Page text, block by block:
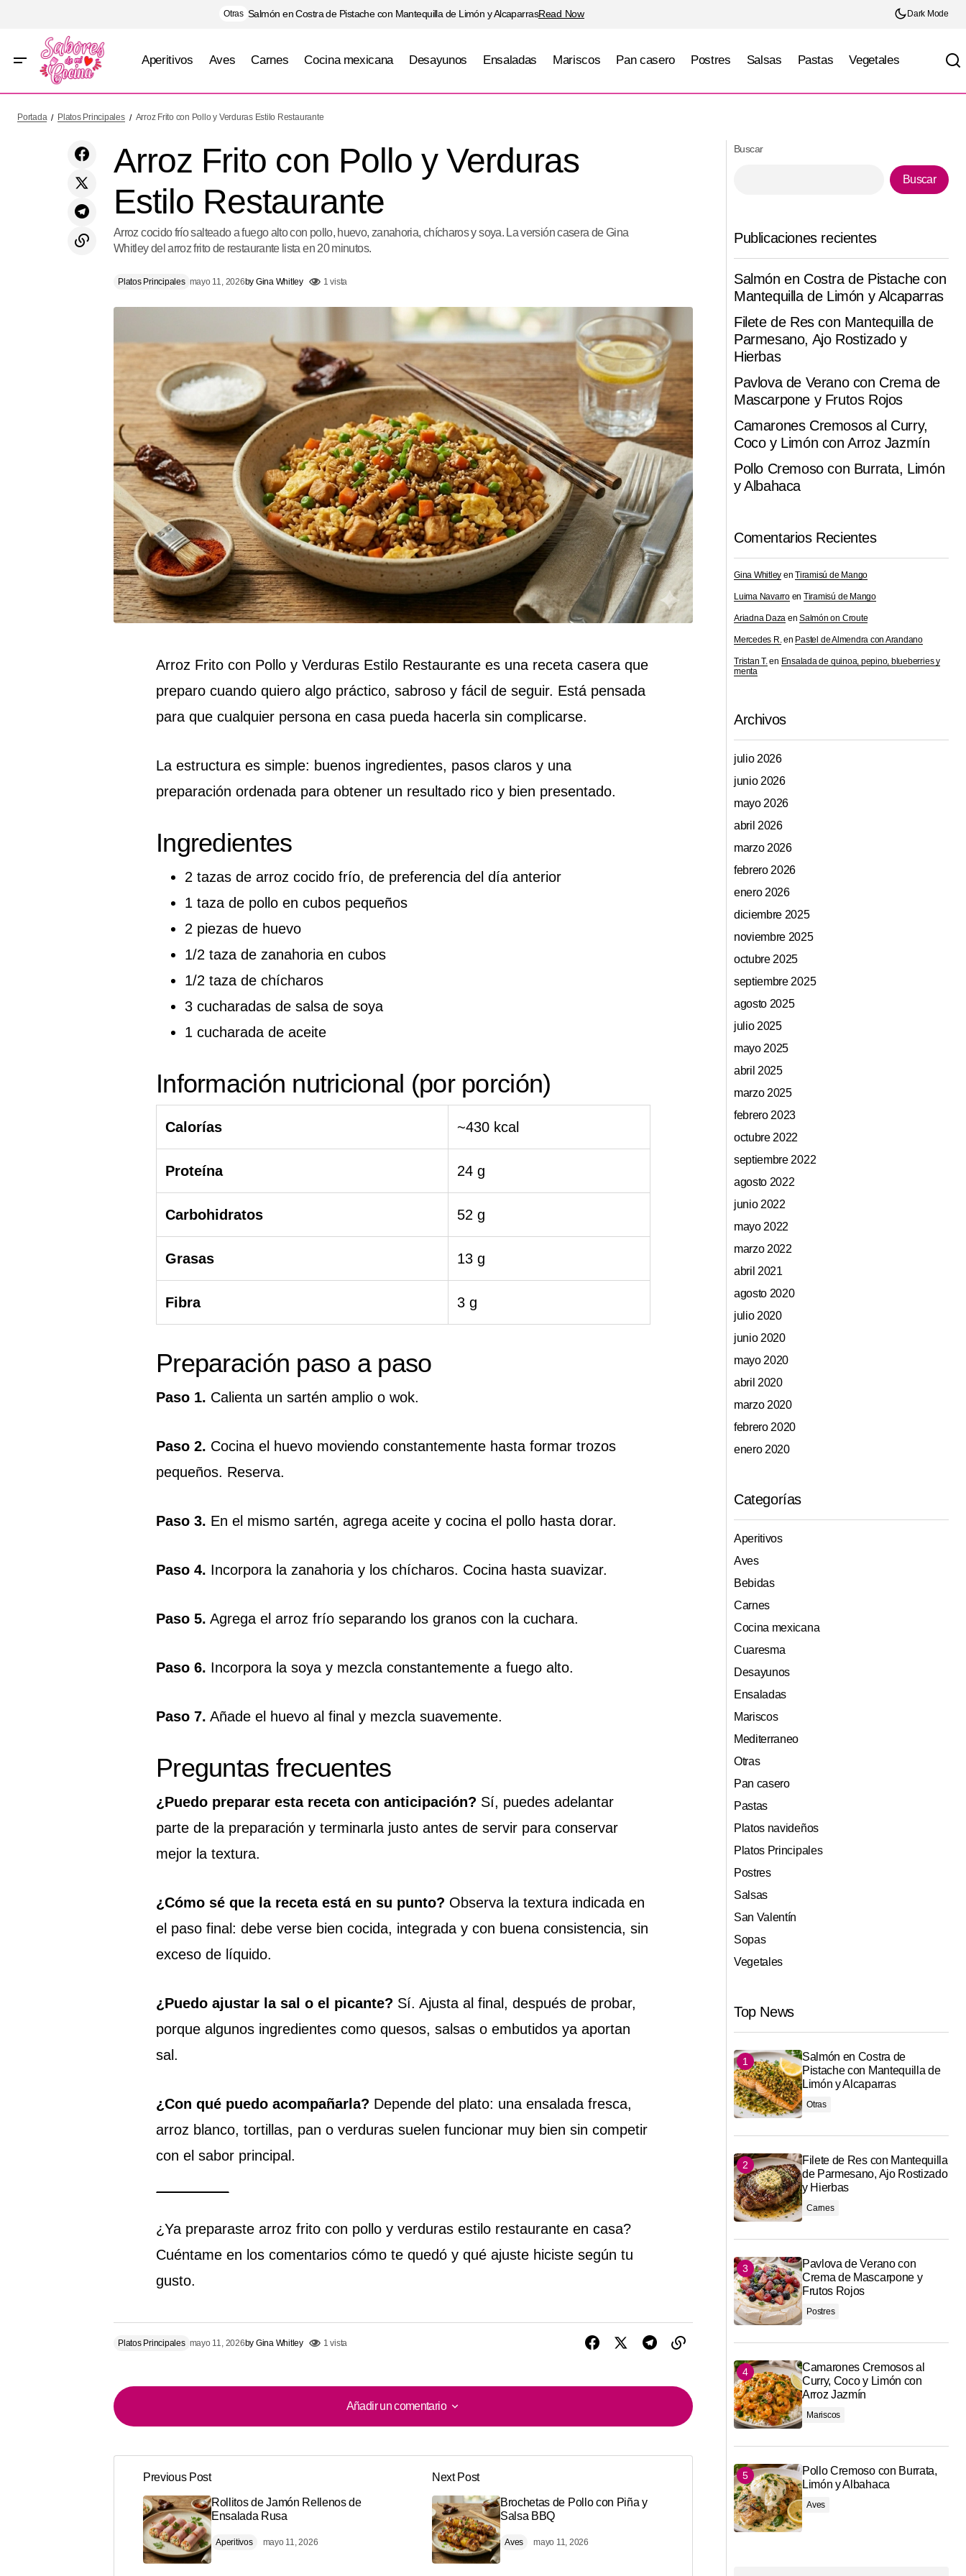
Otras Salmón en Costra de Pistache con Mantequilla de Limón y AlcaparrasRead Now Dark Mode
Aperitivos Aves Carnes Cocina mexicana Desayunos Ensaladas Mariscos Pan casero Postres Salsas Pastas Vegetales
Rusa
Platos Principales
Portada Platos Principales Arroz Frito con Pollo y Verduras Estilo Restaurante
Arroz Frito con Pollo y Verduras
Estilo Restaurante
Arroz cocido frío salteado a fuego alto con pollo, huevo, zanahoria, chícharos y soya. La versión casera de Gina
Whitley del arroz frito de restaurante lista en 20 minutos.
Platos Principales mayo 11, 2026by Gina Whitley 1 vista
Arroz Frito con Pollo y Verduras Estilo Restaurante es una receta casera que
preparo cuando quiero algo práctico, sabroso y fácil de seguir. Está pensada
para que cualquier persona en casa pueda hacerla sin complicarse.
La estructura es simple: buenos ingredientes, pasos claros y una
preparación ordenada para obtener un resultado rico y bien presentado.
Ingredientes
2 tazas de arroz cocido frío, de preferencia del día anterior
1 taza de pollo en cubos pequeños
2 piezas de huevo
1/2 taza de zanahoria en cubos
1/2 taza de chícharos
3 cucharadas de salsa de soya
1 cucharada de aceite
Información nutricional (por porción)
Calorías ~430 kcal
Proteína 24 g
Carbohidratos 52 g
Grasas 13 g
Fibra 3 g
Preparación paso a paso
Paso 1. Calienta un sartén amplio o wok.
Paso 2. Cocina el huevo moviendo constantemente hasta formar trozos
pequeños. Reserva.
Paso 3. En el mismo sartén, agrega aceite y cocina el pollo hasta dorar.
Paso 4. Incorpora la zanahoria y los chícharos. Cocina hasta suavizar.
Paso 5. Agrega el arroz frío separando los granos con la cuchara.
Paso 6. Incorpora la soya y mezcla constantemente a fuego alto.
Paso 7. Añade el huevo al final y mezcla suavemente.
Preguntas frecuentes
¿Puedo preparar esta receta con anticipación? Sí, puedes adelantar
parte de la preparación y terminarla justo antes de servir para conservar
mejor la textura.
¿Cómo sé que la receta está en su punto? Observa la textura indicada en
el paso final: debe verse bien cocida, integrada y con buena consistencia, sin
exceso de líquido.
¿Puedo ajustar la sal o el picante? Sí. Ajusta al final, después de probar,
porque algunos ingredientes como quesos, salsas o embutidos ya aportan
sal.
¿Con qué puedo acompañarla? Depende del plato: una ensalada fresca,
arroz blanco, tortillas, pan o verduras suelen funcionar muy bien sin competir
con el sabor principal.
¿Ya preparaste arroz frito con pollo y verduras estilo restaurante en casa?
Cuéntame en los comentarios cómo te quedó y qué ajuste hiciste según tu
gusto.
Platos Principales mayo 11, 2026by Gina Whitley 1 vista
Añadir un comentario
Añadir un comentario
Tu dirección de correo electrónico no será publicada. Los campos obligatorios están marcados con
Comment*
Alternative:
Previous Post
Rollitos de Jamón Rellenos de
Ensalada Rusa
Aperitivos mayo 11, 2026
Next Post
Brochetas de Pollo con Piña y
Salsa BBQ
Aves mayo 11, 2026
Buscar
Buscar
Publicaciones recientes
Salmón en Costra de Pistache con
Mantequilla de Limón y Alcaparras
Filete de Res con Mantequilla de
Parmesano, Ajo Rostizado y
Hierbas
Pavlova de Verano con Crema de
Mascarpone y Frutos Rojos
Camarones Cremosos al Curry,
Coco y Limón con Arroz Jazmín
Pollo Cremoso con Burrata, Limón
y Albahaca
Comentarios Recientes
Gina Whitley enTiramisú de Mango
Luima Navarroen Tiramisú de Mango
Ariadna Daza enSalmón on Croute
Mercedes R.en Pastel de Almendra con Arandano
Tristan T.en Ensalada de quinoa, pepino, blueberries y
menta
Archivos
julio 2026
junio 2026
mayo 2026
abril 2026
marzo 2026
febrero 2026
enero 2026
diciembre 2025
noviembre 2025
octubre 2025
septiembre 2025
agosto 2025
julio 2025
mayo 2025
abril 2025
marzo 2025
febrero 2023
octubre 2022
septiembre 2022
agosto 2022
junio 2022
mayo 2022
marzo 2022
abril 2021
agosto 2020
julio 2020
junio 2020
mayo 2020
abril 2020
marzo 2020
febrero 2020
enero 2020
Categorías
Aperitivos
Aves
Bebidas
Carnes
Cocina mexicana
Cuaresma
Desayunos
Ensaladas
Mariscos
Mediterraneo
Otras
Pan casero
Pastas
Platos navideños
Platos Principales
Postres
Salsas
San Valentín
Sopas
Vegetales
Top News
Salmón en Costra de
Pistache con Mantequilla de
Limón y Alcaparras
Otras
Filete de Res con Mantequilla
de Parmesano, Ajo Rostizado
y Hierbas
Carnes
Pavlova de Verano con
Crema de Mascarpone y
Frutos Rojos
Postres
Camarones Cremosos al
Curry, Coco y Limón con
Arroz Jazmín
Mariscos
Pollo Cremoso con Burrata,
Limón y Albahaca
Aves